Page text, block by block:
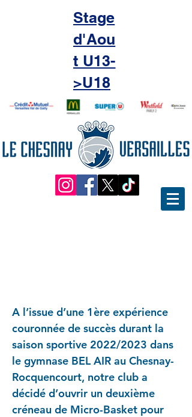
Stage
d'Aou
t U13-
>U18
A l’issue d’une 1ère expérience
couronnée de succès durant la
saison sportive 2022/2023 dans
le gymnase BEL AIR au Chesnay-
Rocquencourt, notre club a
décidé d’ouvrir un deuxième
créneau de Micro-Basket pour